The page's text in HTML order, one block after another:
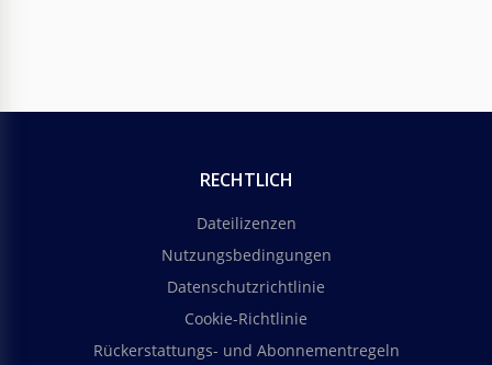
RECHTLICH
Dateilizenzen
Nutzungsbedingungen
Datenschutzrichtlinie
Cookie-Richtlinie
Rückerstattungs- und Abonnementregeln